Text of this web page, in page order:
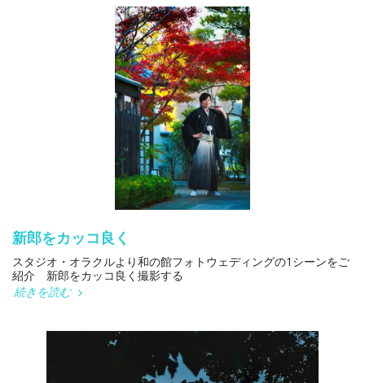
新郎をカッコ良く
スタジオ・オラクルより和の館フォトウェディングの1シーンをご
紹介 新郎をカッコ良く撮影する
続きを読む